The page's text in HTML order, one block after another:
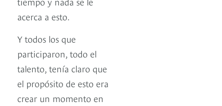
acerca a esto.
Y todos los que
participaron, todo el
talento, tenía claro que
el propósito de esto era
crear un momento en